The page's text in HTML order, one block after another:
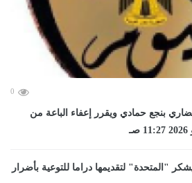
0
بنجع حمادي ويقرر إعفاء الباعة من